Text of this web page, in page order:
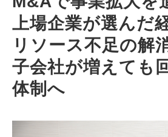
上場企業が選んだ
リソース不足の解
子会社が増えても
体制へ